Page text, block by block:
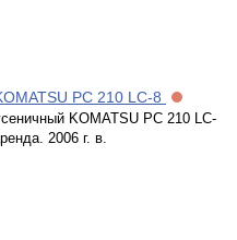
PC 210 LC-8
KOMATSU PC 210 LC-
2006 г. в.